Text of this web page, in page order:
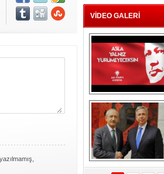
VİDEO GALERİ
Asla Yalnız
Yürümeyeceksin
Uzun Adam
DAL İÇERİ ZÜBÜK!